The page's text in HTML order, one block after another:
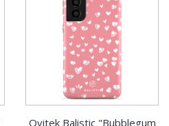
Ovitek Balistic "Bubblegum